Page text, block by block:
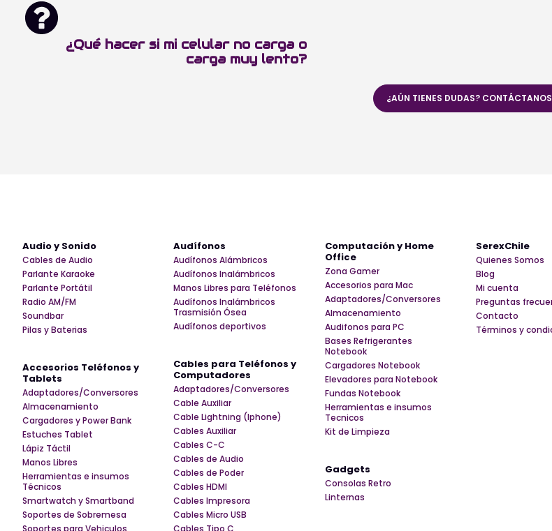
¿Qué hacer si mi celular no carga o
carga muy lento?
¿AÚN TIENES DUDAS? CONTÁCTANOS
Audio y Sonido
Cables de Audio
Parlante Karaoke
Parlante Portátil
Radio AM/FM
Soundbar
Pilas y Baterias
Accesorios Teléfonos y
Tablets
Adaptadores/Conversores
Almacenamiento
Cargadores y Power Bank
Estuches Tablet
Lápiz Táctil
Manos Libres
Herramientas e insumos
Técnicos
Smartwatch y Smartband
Soportes de Sobremesa
Audífonos
Audífonos Alámbricos
Audífonos Inalámbricos
Manos Libres para Teléfonos
Audífonos Inalámbricos
Trasmisión Ósea
Audífonos deportivos
Cables para Teléfonos y
Computadores
Adaptadores/Conversores
Cable Auxiliar
Cable Lightning (Iphone)
Cables Auxiliar
Cables C-C
Cables de Audio
Cables de Poder
Cables HDMI
Cables Impresora
Cables Micro USB
Computación y Home
Office
Zona Gamer
Accesorios para Mac
Adaptadores/Conversores
Almacenamiento
Audifonos para PC
Bases Refrigerantes
Notebook
Cargadores Notebook
Elevadores para Notebook
Fundas Notebook
Herramientas e insumos
Tecnicos
Kit de Limpieza
Gadgets
Consolas Retro
Linternas
SerexChile
Quienes Somos
Blog
Mi cuenta
Preguntas
Contacto
Términos y